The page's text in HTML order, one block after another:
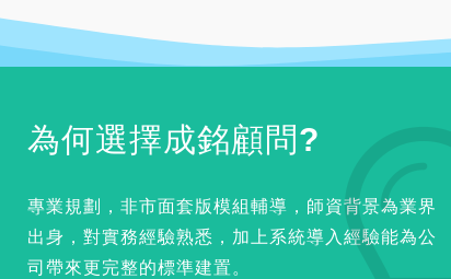
為何選擇成銘顧問?
專業規劃，非市面套版模組輔導，師資背景為業界
出身，對實務經驗熟悉，加上系統導入經驗能為公
司帶來更完整的標準建置。